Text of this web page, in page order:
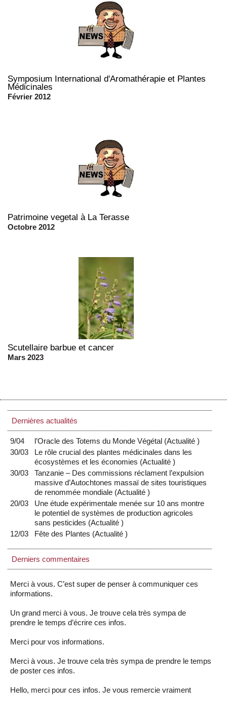
Symposium International d'Aromathérapie et Plantes
Médicinales
Février 2012
Patrimoine vegetal à La Terasse
Octobre 2012
Scutellaire barbue et cancer
Mars 2023
Dernières actualités
9/04 l’Oracle des Totems du Monde Végétal (Actualité)
30/03
Le rôle crucial des plantes médicinales dans les
écosystèmes et les économies (Actualité)
30/03
Tanzanie – Des commissions réclament l’expulsion
massive d’Autochtones massaï de sites touristiques
de renommée mondiale (Actualité)
20/03
Une étude expérimentale menée sur 10 ans montre
le potentiel de systèmes de production agricoles
sans pesticides (Actualité)
12/03
Fête des Plantes (Actualité)
Derniers commentaires
Merci à vous. C’est super de penser à communiquer ces
informations.
Un grand merci à vous. Je trouve cela très sympa de
prendre le temps d’écrire ces infos.
Merci pour vos informations.
Merci à vous. Je trouve cela très sympa de prendre le temps
de poster ces infos.
Hello, merci pour ces infos. Je vous remercie vraiment